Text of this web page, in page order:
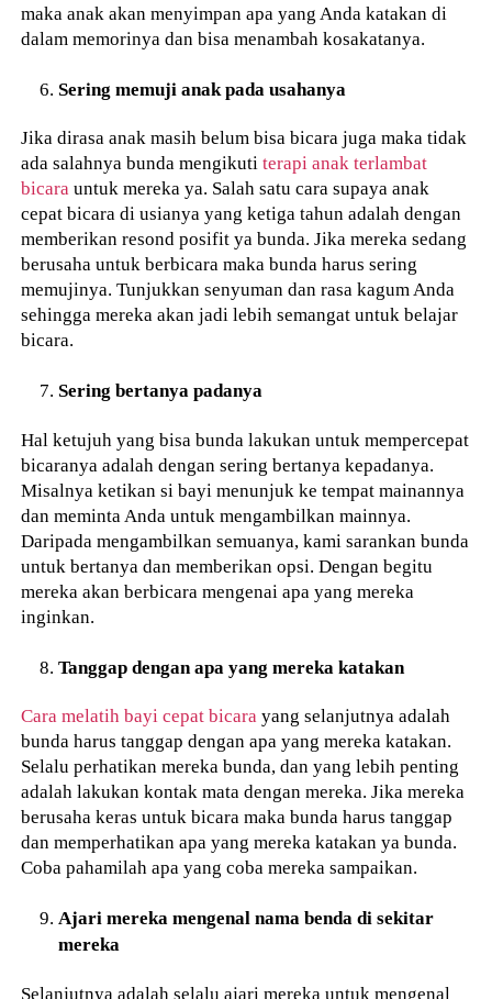
maka anak akan menyimpan apa yang Anda katakan di
dalam memorinya dan bisa menambah kosakatanya.
Sering memuji anak pada usahanya
Jika dirasa anak masih belum bisa bicara juga maka tidak
ada salahnya bunda mengikutiterapi anak terlambat
bicara untuk mereka ya. Salah satu cara supaya anak
cepat bicara di usianya yang ketiga tahun adalah dengan
memberikan resond posifit ya bunda. Jika mereka sedang
berusaha untuk berbicara maka bunda harus sering
memujinya. Tunjukkan senyuman dan rasa kagum Anda
sehingga mereka akan jadi lebih semangat untuk belajar
bicara.
Sering bertanya padanya
Hal ketujuh yang bisa bunda lakukan untuk mempercepat
bicaranya adalah dengan sering bertanya kepadanya.
Misalnya ketikan si bayi menunjuk ke tempat mainannya
dan meminta Anda untuk mengambilkan mainnya.
Daripada mengambilkan semuanya, kami sarankan bunda
untuk bertanya dan memberikan opsi. Dengan begitu
mereka akan berbicara mengenai apa yang mereka
inginkan.
Tanggap dengan apa yang mereka katakan
Cara melatih bayi cepat bicara yang selanjutnya adalah
bunda harus tanggap dengan apa yang mereka katakan.
Selalu perhatikan mereka bunda, dan yang lebih penting
adalah lakukan kontak mata dengan mereka. Jika mereka
berusaha keras untuk bicara maka bunda harus tanggap
dan memperhatikan apa yang mereka katakan ya bunda.
Coba pahamilah apa yang coba mereka sampaikan.
Ajari mereka mengenal nama benda di sekitar
mereka
Selanjutnya adalah selalu ajari mereka untuk mengenal